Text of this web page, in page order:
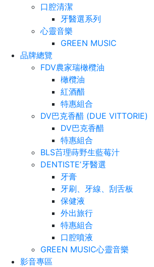
口腔清潔
牙醫選系列
心靈音樂
GREEN MUSIC
品牌總覽
FDV農家瑞橄欖油
橄欖油
紅酒醋
特惠組合
DV巴克香醋 (DUE VITTORIE)
DV巴克香醋
特惠組合
BLS苩理蒔野生藍莓汁
DENTISTEʼ牙醫選
牙膏
牙刷、牙線、刮舌板
保健液
外出旅行
特惠組合
口腔噴液
GREEN MUSIC心靈音樂
影音專區